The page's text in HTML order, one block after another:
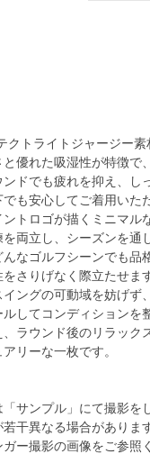
クトライトジャージー
優れた吸湿性が特徴で
ドでも疲れを抑え、し
も安心してご着用いた
トロゴが描くミニマル
両立し、シーズンを通
なゴルフシーンでも品
さりげなく際立たせま
ングの可動域を妨げず
してコンディションを
、ラウンド後のリラック
リーな一枚です。
「サンプル」にて撮影を
干異なる場合があります
ー撮影の画像をご参照